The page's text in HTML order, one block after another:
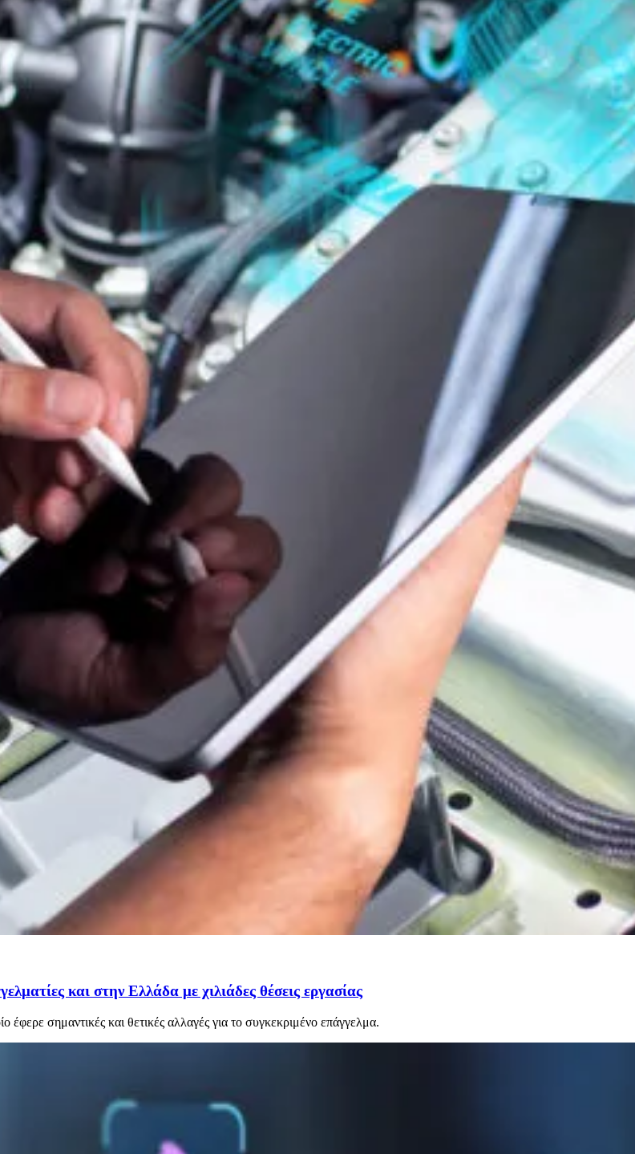
και στην Ελλάδα με χιλιάδες θέσεις εργασίας
σημαντικές και θετικές αλλαγές για το συγκεκριμένο επάγγελμα.